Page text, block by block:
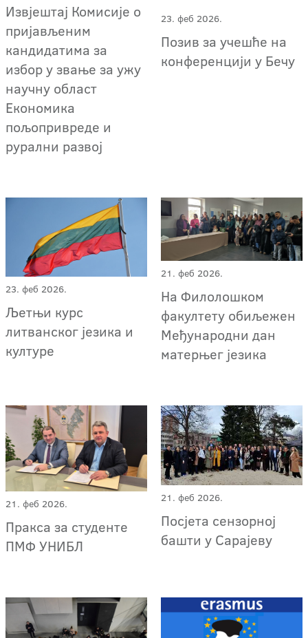
Извјештај Комисије о
пријављеним
кандидатима за
избор у звање за ужу
научну област
Економика
пољопривреде и
рурални развој
23. феб 2026.
Позив за учешће на
конференцији у Бечу
23. феб 2026.
Љетњи курс
литванског језика и
културе
21. феб 2026.
На Филолошком
факултету обиљежен
Међународни дан
матерњег језика
21. феб 2026.
Пракса за студенте
ПМФ УНИБЛ
21. феб 2026.
Посјета сензорној
башти у Сарајеву